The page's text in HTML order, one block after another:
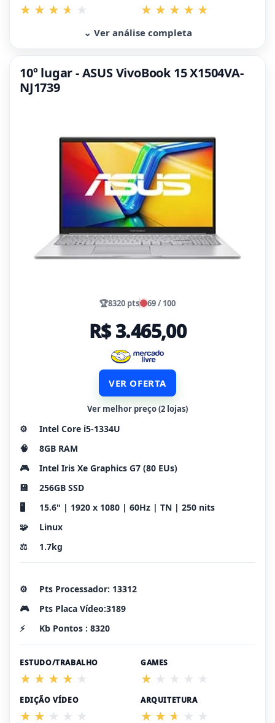
⌄ Ver análise completa
10º lugar - ASUS VivoBook 15 X1504VA-
NJ1739
🏆8320 pts 69 / 100
R$ 3.465,00
VER OFERTA
Ver melhor preço (2 lojas)
⚙️
Intel Core i5-1334U
🧠
8GB RAM
🎮
Intel Iris Xe Graphics G7 (80 EUs)
💾
256GB SSD
🖥️
15.6" | 1920 x 1080 | 60Hz | TN | 250 nits
🧩
Linux
⚖️
1.7kg
⚙️
Pts Processador: 13312
🎮
Pts Placa Vídeo:3189
⚡
Kb Pontos : 8320
ESTUDO/TRABALHO GAMES
EDIÇÃO VÍDEO ARQUITETURA